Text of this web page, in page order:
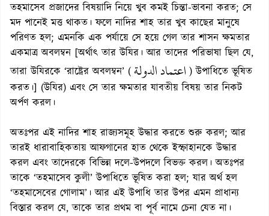
তহমাসেব প্রজাদের বিষয়াদি নিয়ে খুব কমই চিন্তা-ভাবনা করত; সে
মদ পানেই মত্ত থাকত। ফলে নাদির শাহ তার খুব কাছের মানুষে
পরিণত হল; এমনকি এক পর্যায়ে সে হয়ে গেল তার শাসন ক্ষমতার
একমাত্র অবলম্বন [অর্থাৎ তার উযির। আর তাদের পরিভাষা ছিল যে,
তারা উযিরকে ‘রাষ্ট্রের অবলম্বন’ ( اعتماد الدولة ) উপাধিতে ভূষিত
করত।] (উযির) এবং সে তার ক্ষমতার যাবতীয় বিষয় তার নিকট
অর্পণ করল।
অতঃপর এই নাদির শাহ রাজ্যসমূহ উদ্ধার করতে শুরু করল; আর
তারই ধারাবাহিকতায় আফগানের হাত থেকে ইস্ফাহানকে উদ্ধার
করল এবং তাদেরকে বিভিন্ন দলে-উপদলে বিভক্ত করল। অতঃপর
তাকে ‘তহমাসেব কুলী’ উপাধিতে ভূষিত করা হল; যার অর্থ হল
‘তহমাসেবের গোলাম’। আর এই উপাধি তার উপর এমন প্রাধান্য
বিস্তার করল যে, তাকে তার প্রথম বা পূর্ব নামে চেনা যেত না।